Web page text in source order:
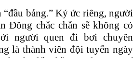
bảng.” Ký ức riêng, người
Đông chắc chắn sẽ không có
người quen đi bơi chuyên
là thành viên đội tuyển ngày